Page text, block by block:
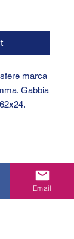
marca
Gabbia
Email